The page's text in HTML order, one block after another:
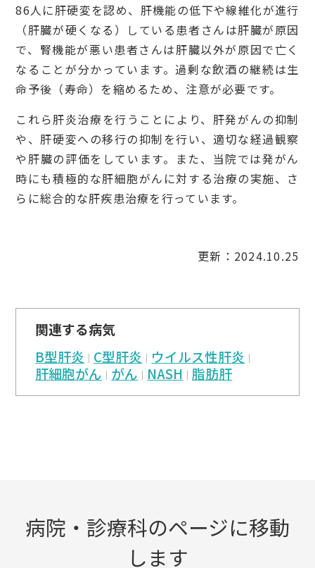
86人に肝硬変を認め、肝機能の低下や線維化が進行
（肝臓が硬くなる）している患者さんは肝臓が原因
で、腎機能が悪い患者さんは肝臓以外が原因で亡く
なることが分かっています。過剰な飲酒の継続は生
命予後（寿命）を縮めるため、注意が必要です。
これら肝炎治療を行うことにより、肝発がんの抑制
や、肝硬変への移行の抑制を行い、適切な経過観察
や肝臓の評価をしています。また、当院では発がん
時にも積極的な肝細胞がんに対する治療の実施、さ
らに総合的な肝疾患治療を行っています。
更新：2024.10.25
関連する病気
B型肝炎 C型肝炎 ウイルス性肝炎
肝細胞がん がん NASH 脂肪肝
病院・診療科のページに移動
します